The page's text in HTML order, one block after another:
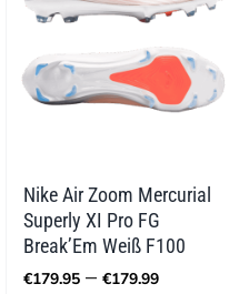
Nike Air Zoom Mercurial
Superly XI Pro FG
Break’Em Weiß F100
€179.95 – €179.99